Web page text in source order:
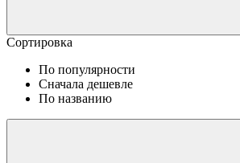
Сортировка
По популярности
Сначала дешевле
По названию